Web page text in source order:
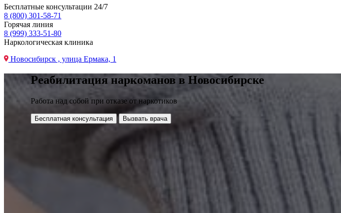
Бесплатные консультации 24/7
8 (800) 301-58-71
Горячая линия
8 (999) 333-51-80
Наркологическая клиника
Новосибирск , улица Ермака, 1
Реабилитация наркоманов в Новосибирске
Работа над собой при отказе от наркотиков
Бесплатная консультация Вызвать врача